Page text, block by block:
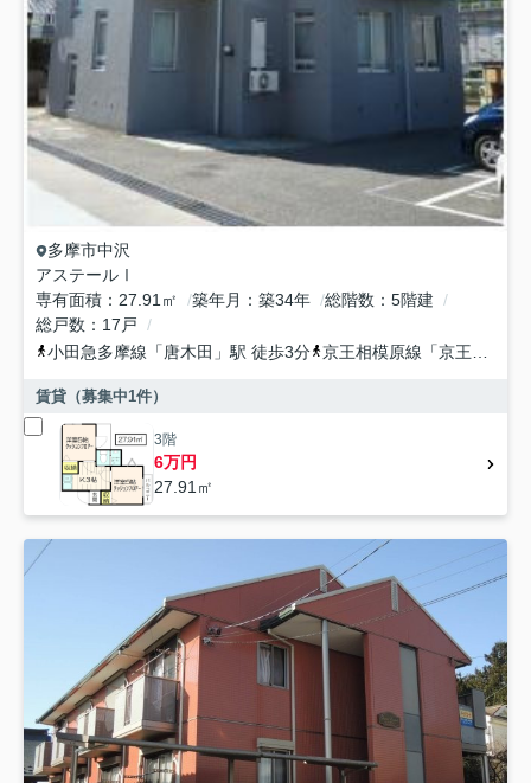
多摩市中沢
アステールⅠ
専有面積
27.91㎡ 築年月 築34年 総階数
5階建
総戸数
17戸
小田急多摩線 「 唐木田 」駅 徒歩3分 京王相模原線 「京王多摩センター
賃貸（募集中1件）
3階
6万円
27.91㎡